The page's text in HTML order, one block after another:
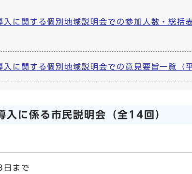
入に関する個別地域説明会での参加人数・総
入に関する個別地域説明会での意見要旨一
入に係る市民説明会（全14回）
まで